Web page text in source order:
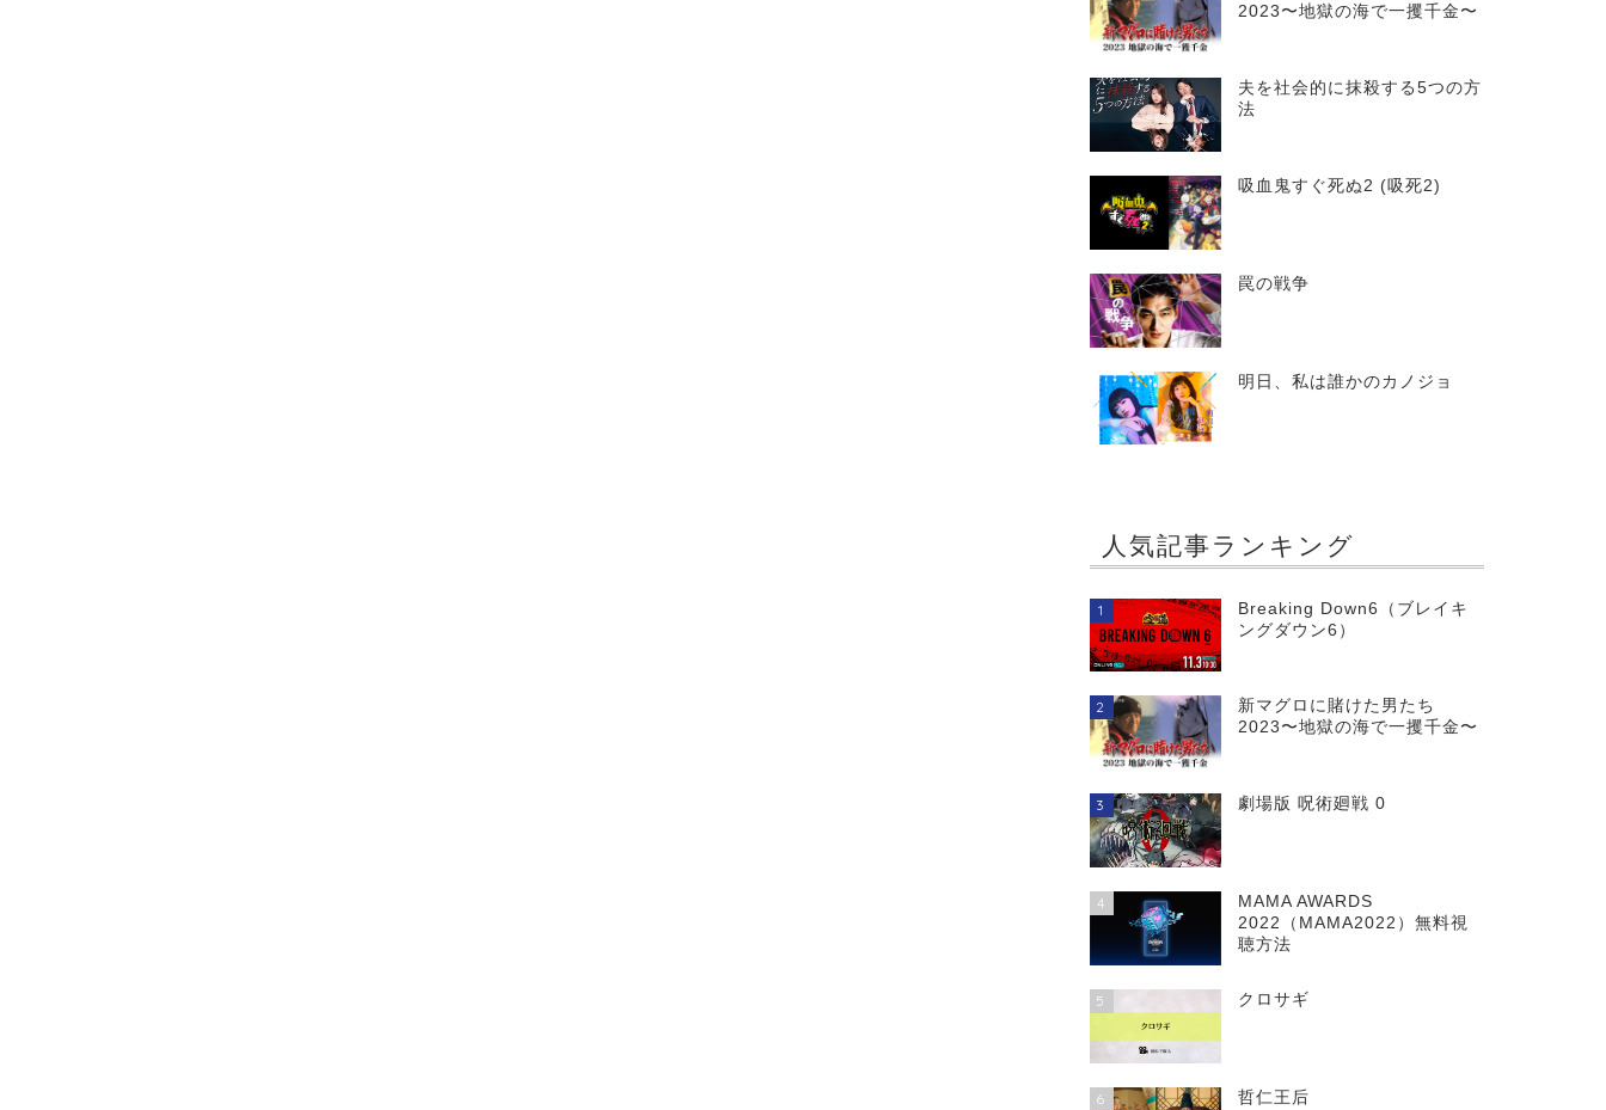
2023〜地獄の海で一攫千金〜
夫を社会的に抹殺する5つの方
法
吸血鬼すぐ死ぬ2 (吸死2)
罠の戦争
明日、私は誰かのカノジョ
人気記事ランキング
1
Breaking Down6（ブレイキ
ングダウン6）
2
新マグロに賭けた男たち
2023〜地獄の海で一攫千金〜
3 劇場版 呪術廻戦 0
4
MAMA AWARDS
2022（MAMA2022）無料視
聴方法
5 クロサギ
6 哲仁王后